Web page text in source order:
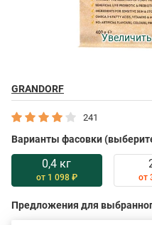
GRANDORF
241
Варианты фасовки
0,4 кг
от 1 098 ₽ от
Предложения для